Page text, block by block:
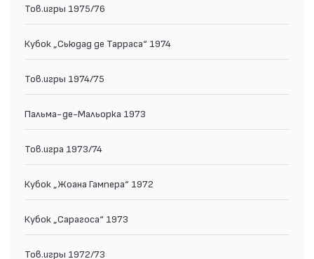
Тов.игры 1975/76
Кубок „Сьюдад де Тарраса“ 1974
Тов.игры 1974/75
Пальма-де-Мальорка 1973
Тов.игра 1973/74
Кубок „Жоана Гампера“ 1972
Кубок „Сарагоса“ 1973
Тов.игры 1972/73